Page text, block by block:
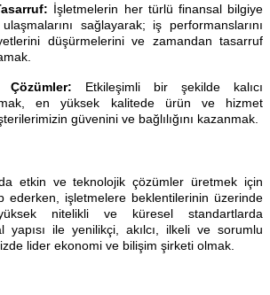
İşletmelerin her türlü finansal bilgiye
sağlayarak; iş performanslarını
düşürmelerini ve zamandan tasarruf
Çözümler: Etkileşimli bir şekilde kalıcı
en yüksek kalitede ürün ve hizmet
güvenini ve bağlılığını kazanmak.
etkin ve teknolojik çözümler üretmek için
ederken, işletmelere beklentilerinin üzerinde
nitelikli ve küresel standartlarda
yapısı ile yenilikçi, akılcı, ilkeli ve sorumlu
lider ekonomi ve bilişim şirketi olmak.